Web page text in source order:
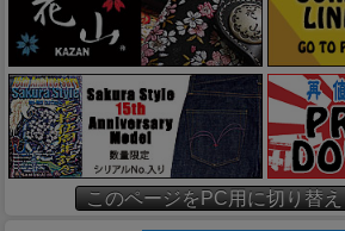
このページをPC用に切り替え